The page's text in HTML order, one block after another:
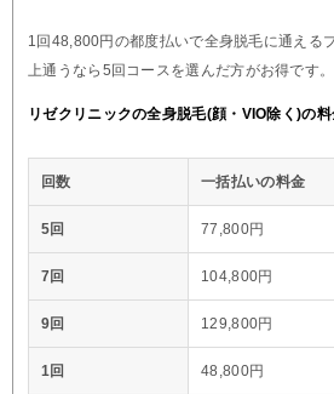
1回48,800円の都度払いで全身脱毛に通える
上通うなら5回コースを選んだ方がお得です。
リゼクリニックの全身脱毛(顔・VIO除く)の料
回数 一括払いの料金
5回 77,800円
7回 104,800円
9回 129,800円
1回 48,800円